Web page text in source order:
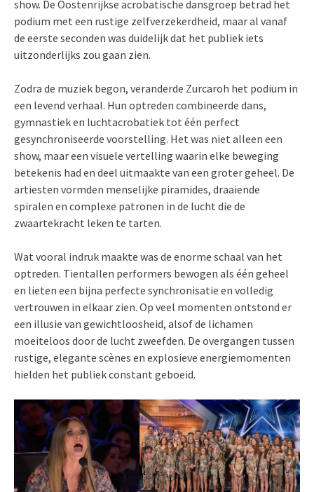
show. De Oostenrijkse acrobatische dansgroep betrad het
podium met een rustige zelfverzekerdheid, maar al vanaf
de eerste seconden was duidelijk dat het publiek iets
uitzonderlijks zou gaan zien.
Zodra de muziek begon, veranderde Zurcaroh het podium in
een levend verhaal. Hun optreden combineerde dans,
gymnastiek en luchtacrobatiek tot één perfect
gesynchroniseerde voorstelling. Het was niet alleen een
show, maar een visuele vertelling waarin elke beweging
betekenis had en deel uitmaakte van een groter geheel. De
artiesten vormden menselijke piramides, draaiende
spiralen en complexe patronen in de lucht die de
zwaartekracht leken te tarten.
Wat vooral indruk maakte was de enorme schaal van het
optreden. Tientallen performers bewogen als één geheel
en lieten een bijna perfecte synchronisatie en volledig
vertrouwen in elkaar zien. Op veel momenten ontstond er
een illusie van gewichtloosheid, alsof de lichamen
moeiteloos door de lucht zweefden. De overgangen tussen
rustige, elegante scènes en explosieve energiemomenten
hielden het publiek constant geboeid.